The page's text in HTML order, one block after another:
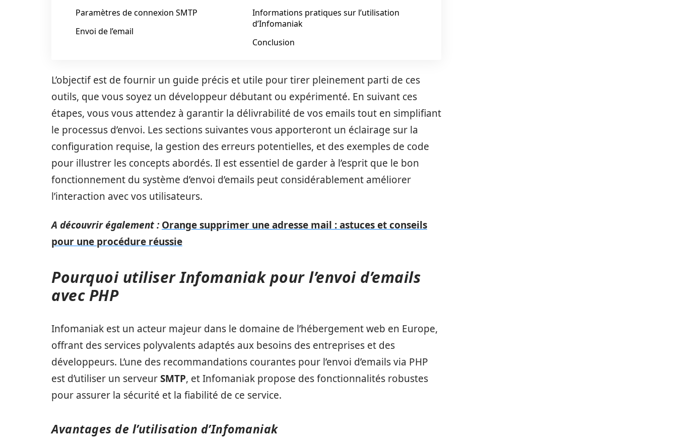
Paramètres de connexion SMTP
Envoi de l’email
Informations pratiques sur l’utilisation
d’Infomaniak
Conclusion
L’objectif est de fournir un guide précis et utile pour tirer pleinement parti de ces
outils, que vous soyez un développeur débutant ou expérimenté. En suivant ces
étapes, vous vous attendez à garantir la délivrabilité de vos emails tout en simplifiant
le processus d’envoi. Les sections suivantes vous apporteront un éclairage sur la
configuration requise, la gestion des erreurs potentielles, et des exemples de code
pour illustrer les concepts abordés. Il est essentiel de garder à l’esprit que le bon
fonctionnement du système d’envoi d’emails peut considérablement améliorer
l’interaction avec vos utilisateurs.
A découvrir également : Orange supprimer une adresse mail : astuces et conseils
pour une procédure réussie
Pourquoi utiliser Infomaniak pour l’envoi d’emails
avec PHP
Infomaniak est un acteur majeur dans le domaine de l’hébergement web en Europe,
offrant des services polyvalents adaptés aux besoins des entreprises et des
développeurs. L’une des recommandations courantes pour l’envoi d’emails via PHP
est d’utiliser un serveurSMTP, et Infomaniak propose des fonctionnalités robustes
pour assurer la sécurité et la fiabilité de ce service.
Avantages de l’utilisation d’Infomaniak